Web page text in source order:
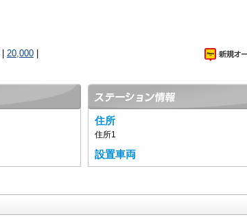
20,000
住所
住所1
設置車両